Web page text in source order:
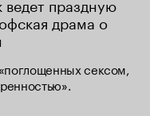
драма о
сексом,